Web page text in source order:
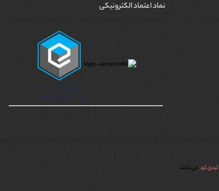
نماد اعتماد الکترونیکی
لیدی لرد می‌باشد